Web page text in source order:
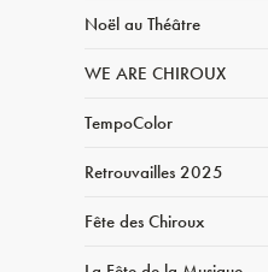
Noël au Théâtre
WE ARE CHIROUX
TempoColor
Retrouvailles 2025
Fête des Chiroux